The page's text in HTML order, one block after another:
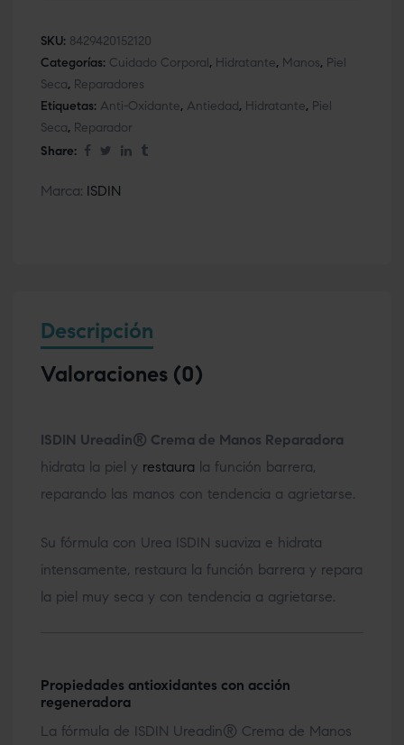
SKU: 8429420152120
Categorías: Cuidado Corporal, Hidratante, Manos, Piel
Seca, Reparadores
Etiquetas: Anti-Oxidante, Antiedad, Hidratante, Piel
Seca, Reparador
Share:
Marca: ISDIN
Descripción
Valoraciones (0)
ISDIN Ureadin® Crema de Manos Reparadora
hidrata la piel y restaura la función barrera,
reparando las manos con tendencia a agrietarse.
Su fórmula con Urea ISDIN suaviza e hidrata
intensamente, restaura la función barrera y repara
la piel muy seca y con tendencia a agrietarse.
Propiedades antioxidantes con acción
regeneradora
La fórmula de ISDIN Ureadin® Crema de Manos